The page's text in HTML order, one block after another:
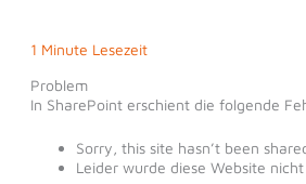
1 Minute Lesezeit
Problem
In SharePoint erschient die folgende
Sorry, this site hasn’t been
Leider wurde diese Website